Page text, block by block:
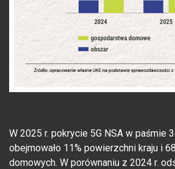
W 2025 r. pokrycie 5G NSA w paśmie
obejmowało 11% powierzchni kraju i
domowych. W porównaniu z 2024 r.